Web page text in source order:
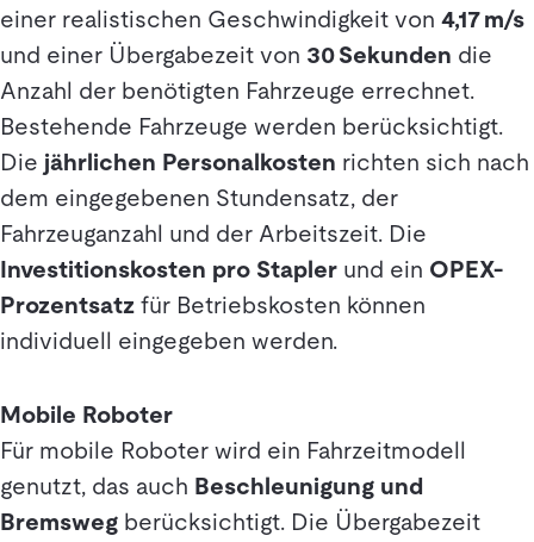
einer realistischen Geschwindigkeit von 4,17 m/s
und einer Übergabezeit von 30 Sekunden die
Anzahl der benötigten Fahrzeuge errechnet.
Bestehende Fahrzeuge werden berücksichtigt.
Die jährlichen Personalkosten richten sich nach
dem eingegebenen Stundensatz, der
Fahrzeuganzahl und der Arbeitszeit. Die
Investitionskosten pro Stapler und ein OPEX-
Prozentsatz für Betriebskosten können
individuell eingegeben werden.
Mobile Roboter
Für mobile Roboter wird ein Fahrzeitmodell
genutzt, das auch Beschleunigung und
Bremsweg berücksichtigt. Die Übergabezeit